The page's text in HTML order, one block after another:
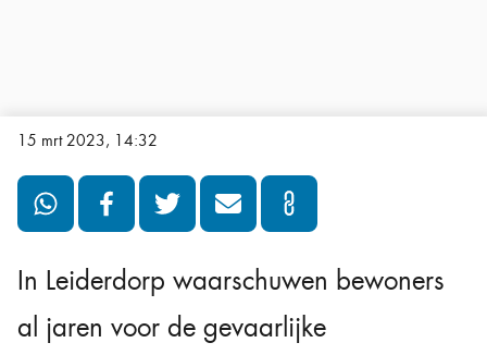
15 mrt 2023, 14:32
In Leiderdorp waarschuwen bewoners
al jaren voor de gevaarlijke